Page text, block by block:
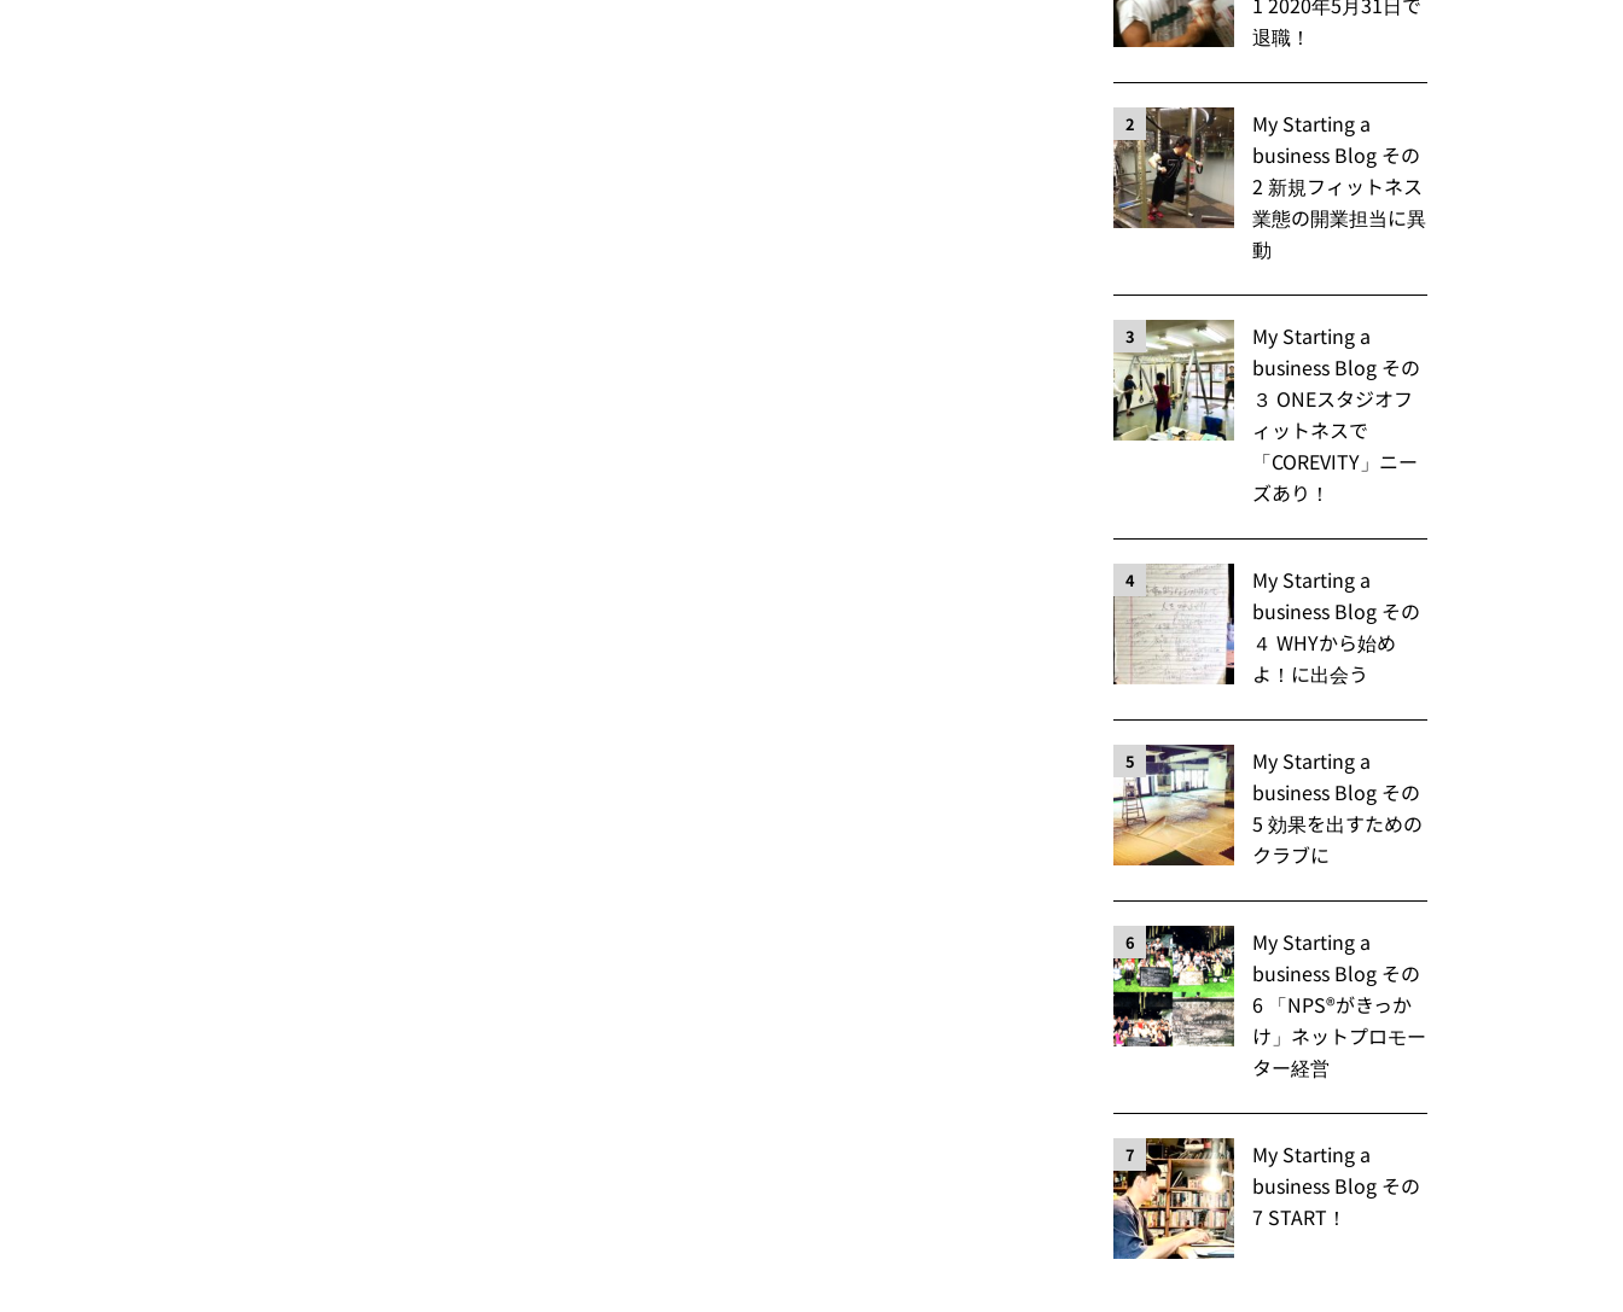
退職！
2
My Starting a
business Blog その
2 新規フィットネス
業態の開業担当に異
動
3
My Starting a
business Blog その
３ ONEスタジオフ
ィットネスで
「COREVITY」ニー
ズあり！
4
My Starting a
business Blog その
４ WHYから始め
よ！に出会う
5
My Starting a
business Blog その
5 効果を出すための
クラブに
6
My Starting a
business Blog その
6 「NPS®️がきっか
け」ネットプロモー
ター経営
7
My Starting a
business Blog その
7 START！